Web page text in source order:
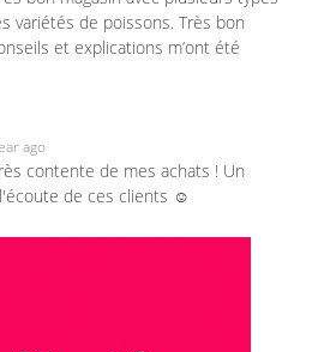
variétés de poissons. Très bon
et explications m’ont été
ago
contente de mes achats ! Un
de ces clients ☺️